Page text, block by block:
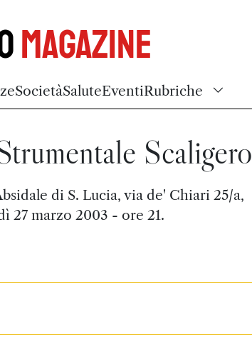
Magazine
SocietàSaluteEventiRubriche
Scaligero
di S. Lucia, via de' Chiari 25/a,
27 marzo 2003 - ore 21.